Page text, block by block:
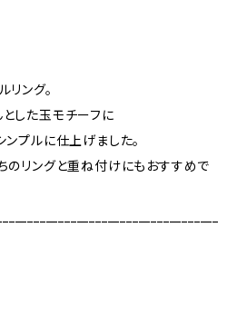
ング。
した玉モチーフに
プルに仕上げました。
のリングと重ね付けにもおすすめで